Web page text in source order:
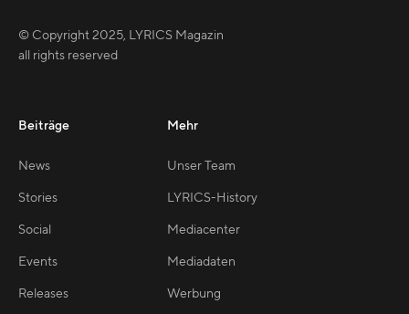
© Copyright2025, LYRICS Magazin
all rights reserved
Beiträge
News
Stories
Social
Events
Releases
Mehr
Unser Team
LYRICS-History
Mediacenter
Mediadaten
Werbung